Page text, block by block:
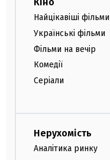
Найцікавіші фільми
Українські фільми
Фільми на вечір
Комедії
Серіали
Нерухомість
Аналітика ринку